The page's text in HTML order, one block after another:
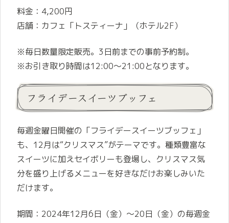
料金：4,200円
店舗：カフェ「トスティーナ」（ホテル2F）
※毎日数量限定販売。3日前までの事前予約制。
※お引き取り時間は12:00～21:00となります。
フライデースイーツブッフェ
毎週金曜日開催の「フライデースイーツブッフェ」
も、12月は“クリスマス”がテーマです。種類豊富な
スイーツに加えセイボリーも登場し、クリスマス気
分を盛り上げるメニューを好きなだけお楽しみいた
だけます。
期間：2024年12月6日（金）～20日（金）の毎週金